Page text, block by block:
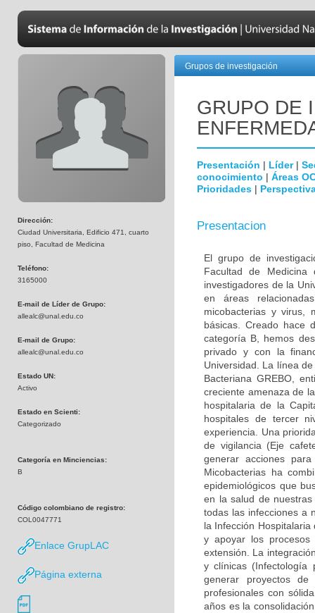
Dirección:
Ciudad Universitaria, Edificio 471, cuarto
piso, Facultad de Medicina
Teléfono:
3165000
E-mail de Líder de Grupo:
allealc@unal.edu.co
E-mail de Grupo:
allealc@unal.edu.co
Estado UN:
Activo
Estado en Scienti:
Categorizado
Categoría en Minciencias:
B
Código colombiano de registro:
COL0047771
Enlace GrupLAC
Página externa
Grupos de investigación
GRUPO DE
Presentación | Líder|
conocimiento | Áreas
Prioridades |
Presentacion
El grupo de
Facultad de
investigadores de la
en áreas
micobacterias y virus,
básicas. Creado hace
categoría B, hemos
privado y con la
Universidad. La línea
Bacteriana GREBO,
creciente amenaza de
hospitalaria de la
hospitales de tercer
experiencia. Una
de vigilancia (Eje
generar acciones
Micobacterias ha
epidemiológicos que
en la salud de
todas las infecciones a
la Infección
y apoyar los
extensión. La
y clínicas (Infectología
generar proyectos
profesionales con
años es la